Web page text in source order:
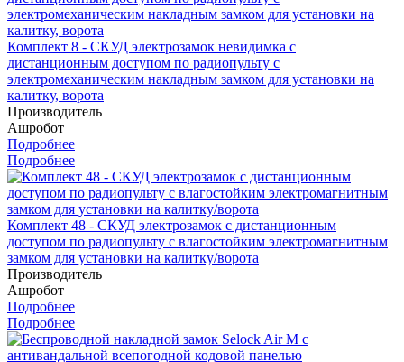
Комплект 8 - СКУД электрозамок невидимка с
дистанционным доступом по радиопульту с
электромеханическим накладным замком для установки на
калитку, ворота
Производитель
Ашробот
Подробнее
Подробнее
Комплект 48 - СКУД электрозамок с дистанционным
доступом по радиопульту с влагостойким электромагнитным
замком для установки на калитку/ворота
Производитель
Ашробот
Подробнее
Подробнее